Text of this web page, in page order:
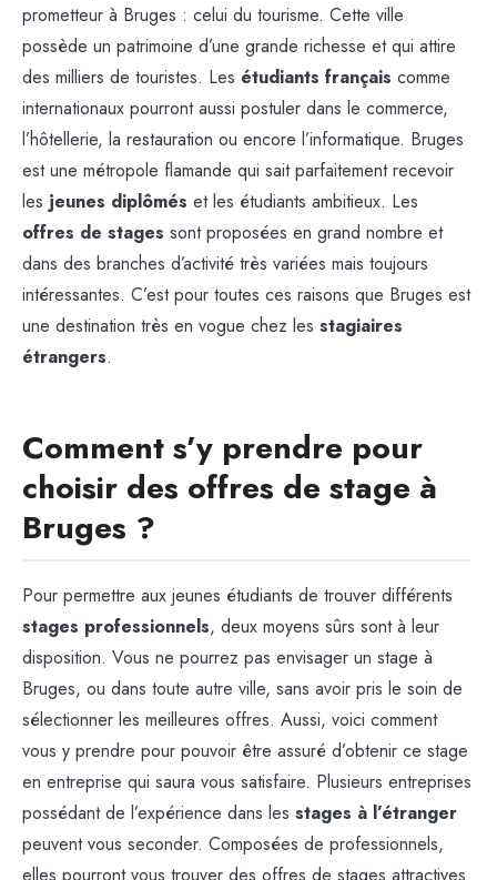
prometteur à Bruges : celui du tourisme. Cette ville
possède un patrimoine d’une grande richesse et qui attire
des milliers de touristes. Les étudiants français comme
internationaux pourront aussi postuler dans le commerce,
l’hôtellerie, la restauration ou encore l’informatique. Bruges
est une métropole flamande qui sait parfaitement recevoir
les jeunes diplômés et les étudiants ambitieux. Les
offres de stages sont proposées en grand nombre et
dans des branches d’activité très variées mais toujours
intéressantes. C’est pour toutes ces raisons que Bruges est
une destination très en vogue chez les stagiaires
étrangers.
Comment s’y prendre pour
choisir des offres de stage à
Bruges ?
Pour permettre aux jeunes étudiants de trouver différents
stages professionnels, deux moyens sûrs sont à leur
disposition. Vous ne pourrez pas envisager un stage à
Bruges, ou dans toute autre ville, sans avoir pris le soin de
sélectionner les meilleures offres. Aussi, voici comment
vous y prendre pour pouvoir être assuré d’obtenir ce stage
en entreprise qui saura vous satisfaire. Plusieurs entreprises
possédant de l’expérience dans les stages à l’étranger
peuvent vous seconder. Composées de professionnels,